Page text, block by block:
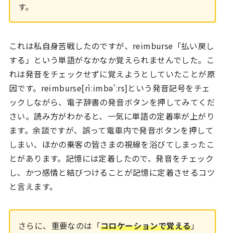
す。
これは私自身苦戦したのですが、reimburse「払い戻し
する」という単語がなかなか覚えられませんでした。こ
れは発音をチェックせずに覚えようとしていたことが原
因です。reimburse[rìːimbə’ːrs]という発音記号をチェ
ックしながら、電子辞書の発音ボタンを押してみてくだ
さい。読み方がわかると、一気に単語の定着率が上がり
ます。余談ですが、誤って電車内で発音ボタンを押して
しまい、ほかの乗客の皆さまの視線を浴びてしまったこ
とがあります。記憶には定着したので、発音をチェック
し、かつ感情と結びつけることが記憶に定着させるコツ
と言えます。
さらに、重要なのは「コロケーションで覚える」